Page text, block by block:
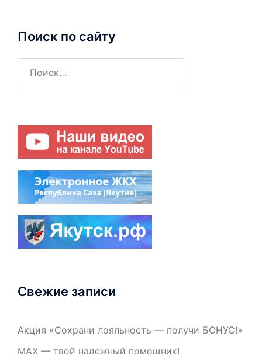
Поиск по сайту
Свежие записи
Акция «Сохрани лояльность — получи БОНУС!»
МАХ — твой надежный помощник!